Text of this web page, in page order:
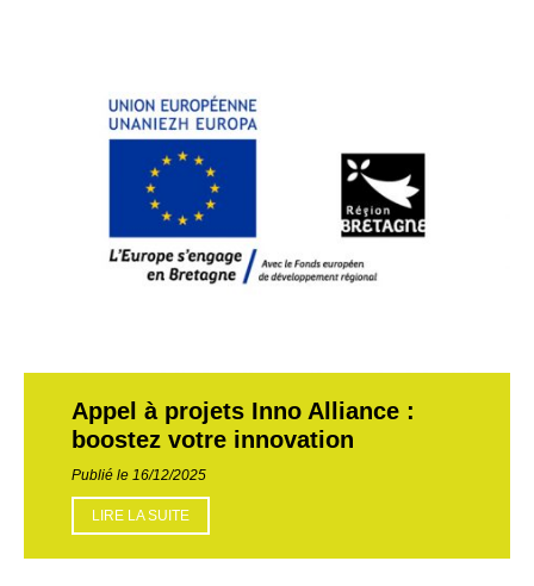
Appel à projets Inno Alliance :
boostez votre innovation
Publié le 16/12/2025
LIRE LA SUITE